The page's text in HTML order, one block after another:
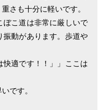
さも十分に軽いです。
ぼこ道は非常に厳しいで
振動があります。歩道や
快適です！！」」ここは
です。